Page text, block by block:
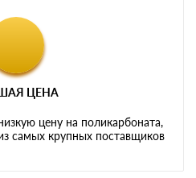
ЦЕНА
цену на поликарбоната,
самых крупных поставщиков